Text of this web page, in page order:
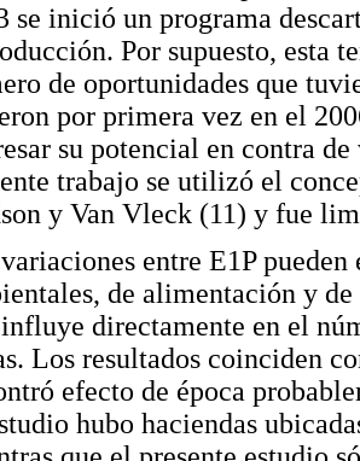
se inició un programa
Por supuesto, esta
de oportunidades que
por primera vez en el
su potencial en contra
trabajo se utilizó el
y Van Vleck (11) y fue
entre E1P
de alimentación y
directamente en el
Los resultados coinciden
efecto de época
hubo haciendas